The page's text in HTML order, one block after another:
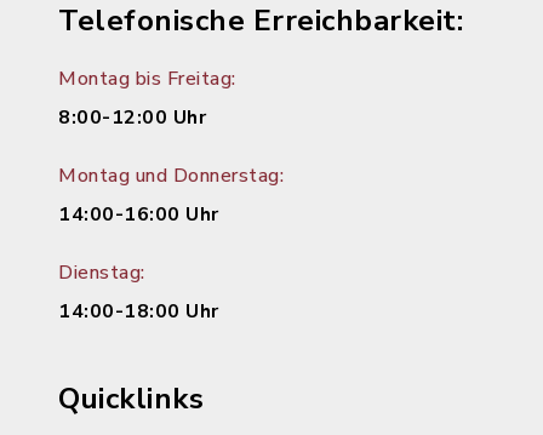
Telefonische Erreichbarkeit:
Montag bis Freitag:
8:00-12:00 Uhr
Montag und Donnerstag:
14:00-16:00 Uhr
Dienstag:
14:00-18:00 Uhr
Quicklinks